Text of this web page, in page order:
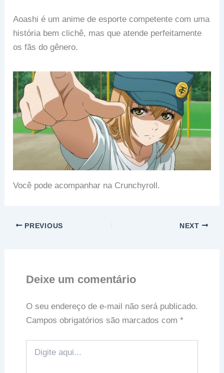
Aoashi é um anime de esporte competente com uma
história bem clichê, mas que atende perfeitamente
os fãs do gênero.
Você pode acompanhar na Crunchyroll.
PREVIOUS NEXT
Deixe um comentário
O seu endereço de e-mail não será publicado.
Campos obrigatórios são marcados com *
aqui...